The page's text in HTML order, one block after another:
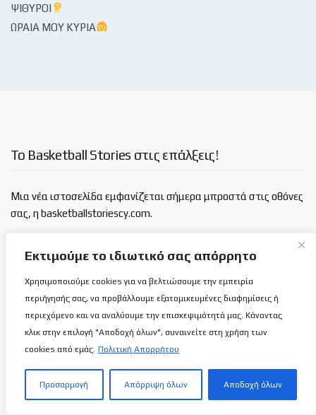
Εκτιμούμε το ιδιωτικό σας απόρρητο
Χρησιμοποιούμε cookies για να βελτιώσουμε την εμπειρία
περιήγησής σας, να προβάλλουμε εξατομικευμένες διαφημίσεις ή
περιεχόμενο και να αναλύουμε την επισκεψιμότητά μας. Κάνοντας
κλικ στην επιλογή "Αποδοχή όλων", συναινείτε στη χρήση των
cookies από εμάς. Πολιτική Απορρήτου
Προσαρμογή Απόρριψη όλων Αποδοχή όλων
ΨΊΘΥΡΟΙ
ΩΡΑΊΑ ΜΟΥ ΚΥΡΊΑ
Το Basketball Stories στις επάλξεις!
Μια νέα ιστοσελίδα εμφανίζεται σήμερα μπροστά στις οθόνες
σας, η basketballstoriescy.com.
Κανένα μα κανένα κείμενο σε αυτήν την ιστοσελίδα, δεν
καλαθόσφαιρα | ιστορία | πνεύμα | πολιτεία
Τελευταία άρθρα
Εθνική Γυναικών Κ16: Η φωτογράφηση!
7 ΑΥΓΟΎΣΤΟΥ 2026